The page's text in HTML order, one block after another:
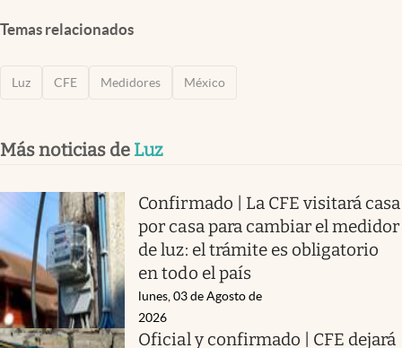
Temas relacionados
Luz CFE Medidores México
Más noticias de Luz
Confirmado | La CFE visitará casa
por casa para cambiar el medidor
de luz: el trámite es obligatorio
en todo el país
lunes, 03 de Agosto de
2026
Oficial y confirmado | CFE dejará